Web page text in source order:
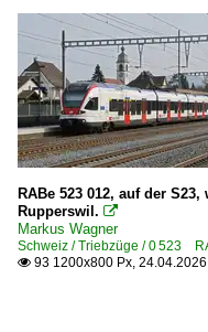
RABe 523 012, auf der
Rupperswil. 
Markus Wagner
Schweiz / Triebzüge / 0 523
 93 1200x800 Px, 24.04.2026